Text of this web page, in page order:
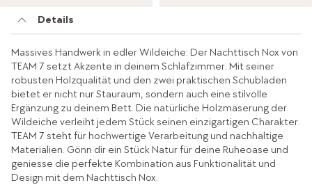
Details
Massives Handwerk in edler Wildeiche: Der Nachttisch Nox von
TEAM 7 setzt Akzente in deinem Schlafzimmer. Mit seiner
robusten Holzqualität und den zwei praktischen Schubladen
bietet er nicht nur Stauraum, sondern auch eine stilvolle
Ergänzung zu deinem Bett. Die natürliche Holzmaserung der
Wildeiche verleiht jedem Stück seinen einzigartigen Charakter.
TEAM 7 steht für hochwertige Verarbeitung und nachhaltige
Materialien. Gönn dir ein Stück Natur für deine Ruheoase und
geniesse die perfekte Kombination aus Funktionalität und
Design mit dem Nachttisch Nox.